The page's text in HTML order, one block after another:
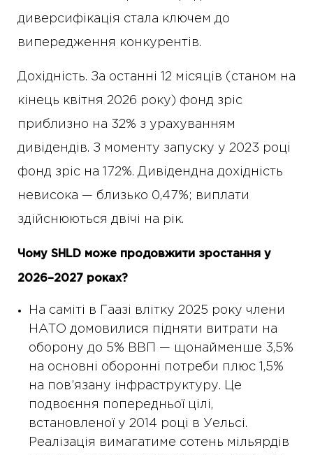
диверсифікація стала ключем до
випередження конкурентів.
Дохідність. За останні 12 місяців (станом на
кінець квітня 2026 року) фонд зріс
приблизно на 32% з урахуванням
дивідендів. З моменту запуску у 2023 році
фонд зріс на 172%. Дивідендна дохідність
невисока — близько 0,47%; виплати
здійснюються двічі на рік.
Чому SHLD може продовжити зростання у
2026–2027 роках?
На саміті в Гаазі влітку 2025 року члени
НАТО домовилися підняти витрати на
оборону до 5% ВВП — щонайменше 3,5%
на основні оборонні потреби плюс 1,5%
на пов’язану інфраструктуру. Це
подвоєння попередньої цілі,
встановленої у 2014 році в Уельсі.
Реалізація вимагатиме сотень мільярдів